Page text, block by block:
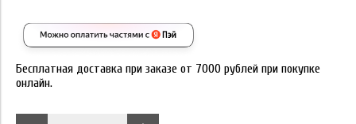
Бесплатная доставка при заказе от 7000 рублей при покупке
онлайн.